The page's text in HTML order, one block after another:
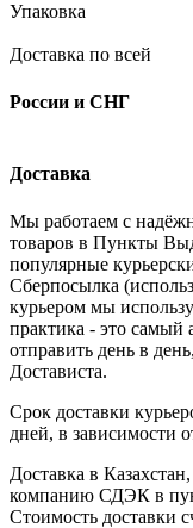
Упаковка
Доставка по всей
России и СНГ
Доставка
Мы работаем с
товаров в Пункты
популярные
Сберпосылка
курьером мы
практика - это
отправить день в
Достависта.
Срок доставки
дней, в зависимости
Доставка в
компанию СДЭК в
Стоимость доставки